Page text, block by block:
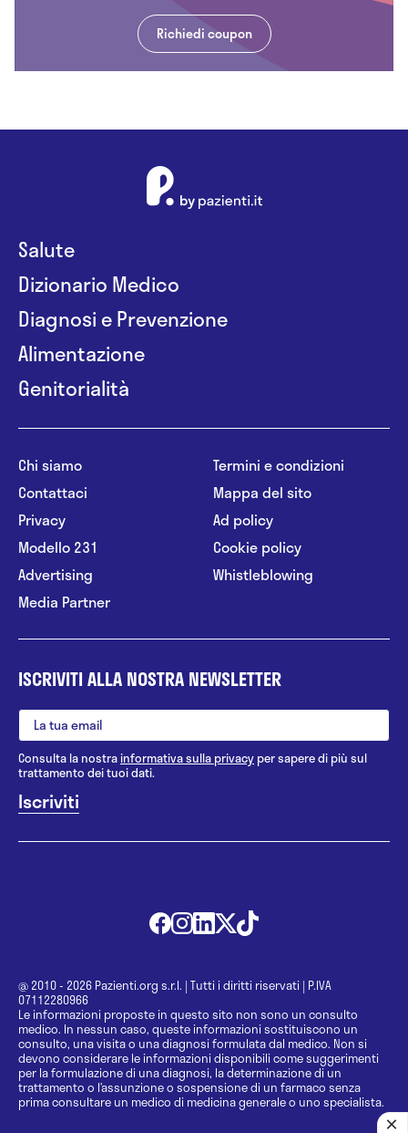
Richiedi coupon
Salute
Dizionario Medico
Diagnosi e Prevenzione
Alimentazione
Genitorialità
Chi siamo
Contattaci
Privacy
Modello 231
Advertising
Media Partner
Termini e condizioni
Mappa del sito
Ad policy
Cookie policy
Whistleblowing
ISCRIVITI ALLA NOSTRA NEWSLETTER
Consulta la nostrainformativa sulla privacy per sapere di più sul
trattamento dei tuoi dati.
@ 2010 - 2026 Pazienti.org s.r.l. | Tutti i diritti riservati | P.IVA
07112280966
Le informazioni proposte in questo sito non sono un consulto
medico. In nessun caso, queste informazioni sostituiscono un
consulto, una visita o una diagnosi formulata dal medico. Non si
devono considerare le informazioni disponibili come suggerimenti
per la formulazione di una diagnosi, la determinazione di un
trattamento o l’assunzione o sospensione di un farmaco senza
prima consultare un medico di medicina generale o uno specialista.